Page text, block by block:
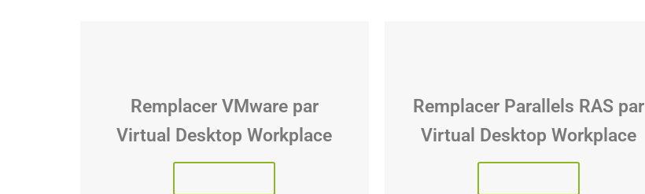
Remplacer VMware par
Virtual Desktop Workplace
Remplacer Parallels RAS par
Virtual Desktop Workplace